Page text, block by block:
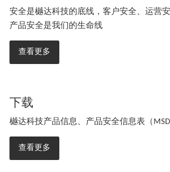
安全是樾达科技的底线，客户安全、运营安
产品安全是我们的生命线
查看更多
下载
樾达科技产品信息、产品安全信息表（
查看更多